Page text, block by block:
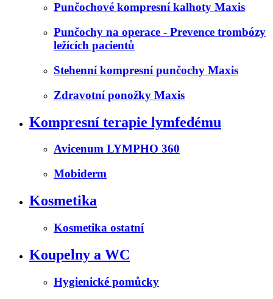
Punčochové kompresní kalhoty Maxis
Punčochy na operace - Prevence trombózy
ležících pacientů
Stehenní kompresní punčochy Maxis
Zdravotní ponožky Maxis
Kompresní terapie lymfedému
Avicenum LYMPHO 360
Mobiderm
Kosmetika
Kosmetika ostatní
Koupelny a WC
Hygienické pomůcky